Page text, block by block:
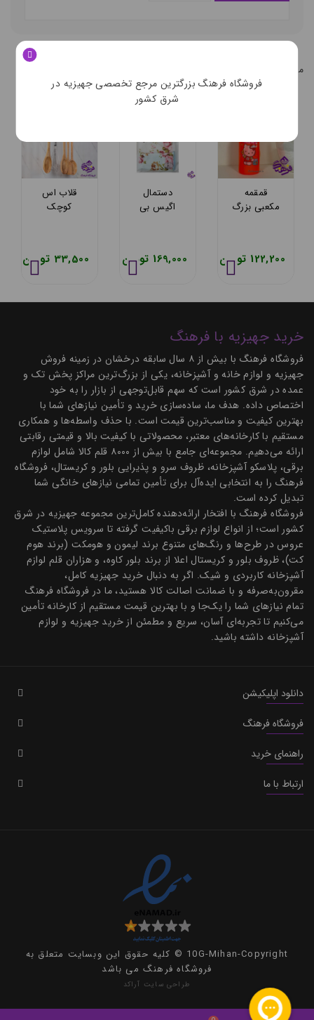
محصولات مشابه کالاي انتخابي شما
قمقمه
مکعبی بزرگ
122,200 تومان
دستمال
اگیس بی
169,000 تومان
قلاب اس
کوچک
33,500 تومان
خرید جهیزیه با فرهنگ
فروشگاه فرهنگ با بیش از ۸ سال سابقه درخشان در زمینه فروش
جهیزیه و لوازم خانه و آشپزخانه، یکی از بزرگ‌ترین مراکز پخش تک و
عمده در شرق کشور است که سهم قابل‌توجهی از بازار را به خود
اختصاص داده. هدف ما، ساده‌سازی خرید و تأمین نیازهای شما با
بهترین کیفیت و مناسب‌ترین قیمت است. با حذف واسطه‌ها و همکاری
مستقیم با کارخانه‌های معتبر، محصولاتی با کیفیت بالا و قیمتی رقابتی
ارائه می‌دهیم. مجموعه‌ای جامع با بیش از ۸۰۰۰ قلم کالا شامل لوازم
برقی، پلاسکو آشپزخانه، ظروف سرو و پذیرایی بلور و کریستال، فروشگاه
فرهنگ را به انتخابی ایده‌آل برای تأمین تمامی نیازهای خانگی شما
تبدیل کرده است.
فروشگاه فرهنگ با افتخار ارائه‌دهنده کامل‌ترین مجموعه جهیزیه در شرق
کشور است؛ از انواع لوازم برقی باکیفیت گرفته تا سرویس پلاستیک
عروس در طرح‌ها و رنگ‌های متنوع برند لیمون و هومکت (برند هوم
کت)، ظروف بلور و کریستال اعلا از برند بلور کاوه، و هزاران قلم لوازم
آشپزخانه کاربردی و شیک. اگر به دنبال خرید جهیزیه کامل،
مقرون‌به‌صرفه و با ضمانت اصالت کالا هستید، ما در فروشگاه فرهنگ
تمام نیازهای شما را یک‌جا و با بهترین قیمت مستقیم از کارخانه تأمین
می‌کنیم تا تجربه‌ای آسان، سریع و مطمئن از خرید جهیزیه و لوازم
آشپزخانه داشته باشید.
دانلود اپلیکیشن
فروشگاه فرهنگ
راهنمای خرید
ارتباط با ما
10G-Mihan-Copyright © کلیه حقوق این وبسایت متعلق به
فروشگاه فرهنگ می باشد
طراحی سایت آراکد
فروشگاه فرهنگ بزرگترین مرجع تخصصی جهیزیه در
شرق کشور